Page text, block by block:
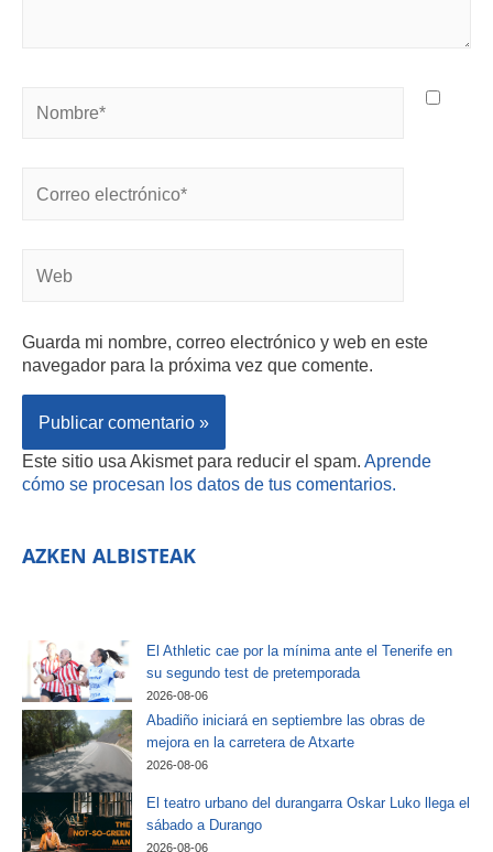
Guarda mi nombre, correo electrónico y web en este
navegador para la próxima vez que comente.
Este sitio usa Akismet para reducir el spam. Aprende
cómo se procesan los datos de tus comentarios.
AZKEN ALBISTEAK
El Athletic cae por la mínima ante el Tenerife en
su segundo test de pretemporada
2026-08-06
Abadiño iniciará en septiembre las obras de
mejora en la carretera de Atxarte
2026-08-06
El teatro urbano del durangarra Oskar Luko llega el
sábado a Durango
2026-08-06